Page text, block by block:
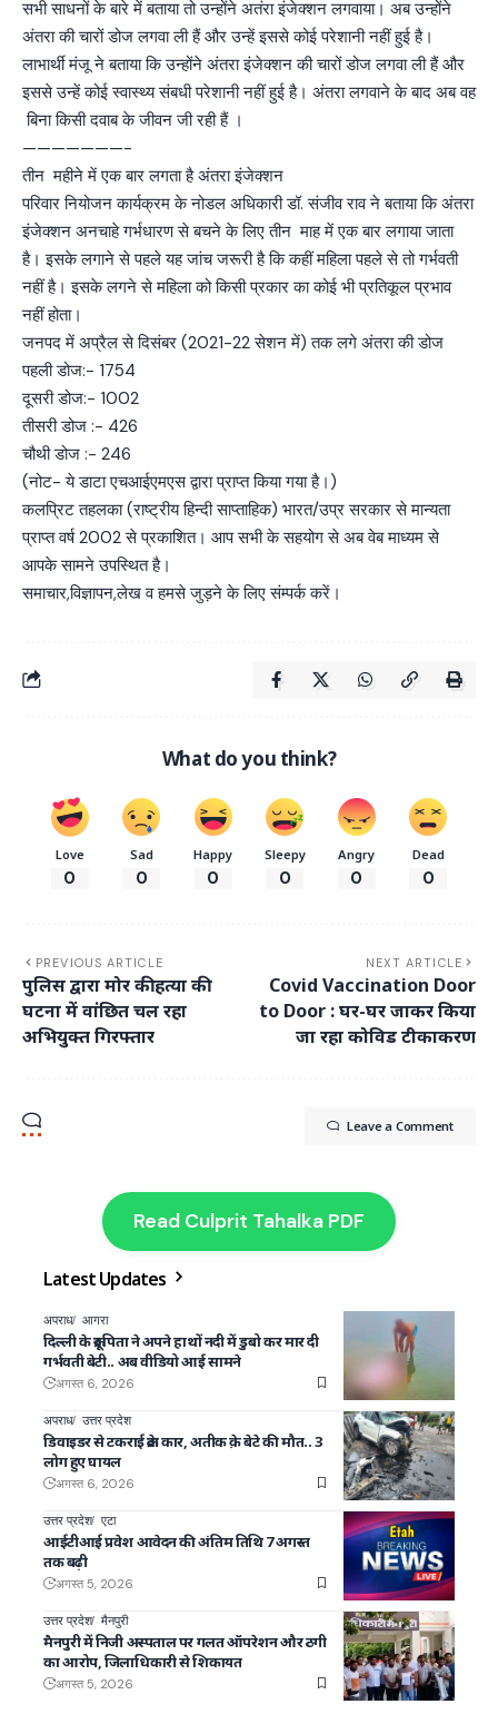
सभी साधनों के बारे में बताया तो उन्होंने अतंरा इंजेक्शन लगवाया। अब उन्होंने
अंतरा की चारों डोज लगवा ली हैं और उन्हें इससे कोई परेशानी नहीं हुई है।
लाभार्थी मंजू ने बताया कि उन्होंने अंतरा इंजेक्शन की चारों डोज लगवा ली हैं और
इससे उन्हें कोई स्वास्थ्य संबधी परेशानी नहीं हुई है। अंतरा लगवाने के बाद अब वह
बिना किसी दवाब के जीवन जी रही हैं ।
———————-
तीन महीने में एक बार लगता है अंतरा इंजेक्शन
परिवार नियोजन कार्यक्रम के नोडल अधिकारी डॉ. संजीव राव ने बताया कि अंतरा
इंजेक्शन अनचाहे गर्भधारण से बचने के लिए तीन माह में एक बार लगाया जाता
है। इसके लगाने से पहले यह जांच जरूरी है कि कहीं महिला पहले से तो गर्भवती
नहीं है। इसके लगने से महिला को किसी प्रकार का कोई भी प्रतिकूल प्रभाव
नहीं होता।
जनपद में अप्रैल से दिसंबर (2021-22 सेशन में) तक लगे अंतरा की डोज
पहली डोज:- 1754
दूसरी डोज:- 1002
तीसरी डोज :- 426
चौथी डोज :- 246
(नोट- ये डाटा एचआईएमएस द्वारा प्राप्त किया गया है।)
कलप्रिट तहलका (राष्ट्रीय हिन्दी साप्ताहिक) भारत/उप्र सरकार से मान्यता
प्राप्त वर्ष 2002 से प्रकाशित। आप सभी के सहयोग से अब वेब माध्यम से
आपके सामने उपस्थित है।
समाचार,विज्ञापन,लेख व हमसे जुड़ने के लिए संम्पर्क करें।
What do you think?
Love
0
Sad
0
Happy
0
Sleepy
0
Angry
0
Dead
0
PREVIOUS ARTICLE
पुलिस द्वारा मोर की हत्या की
घटना में वांछित चल रहा
अभियुक्त गिरफ्तार
NEXT ARTICLE
Covid Vaccination Door
to Door : घर-घर जाकर किया
जा रहा कोविड टीकाकरण
Leave a Comment
Read Culprit Tahalka PDF
Latest Updates
अपराध आगरा
दिल्ली के क्रूर पिता ने अपने हाथों नदी में डुबो कर मार दी
गर्भवती बेटी.. अब वीडियो आई सामने
अगस्त 6, 2026
अपराध उत्तर प्रदेश
डिवाइडर से टकराई क्रेटा कार, अतीक क़े बेटे की मौत.. 3
लोग हुए घायल
अगस्त 6, 2026
उत्तर प्रदेश एटा
आईटीआई प्रवेश आवेदन की अंतिम तिथि 7 अगस्त
तक बढ़ी
अगस्त 5, 2026
उत्तर प्रदेश मैनपुरी
मैनपुरी में निजी अस्पताल पर गलत ऑपरेशन और ठगी
का आरोप, जिलाधिकारी से शिकायत
अगस्त 5, 2026